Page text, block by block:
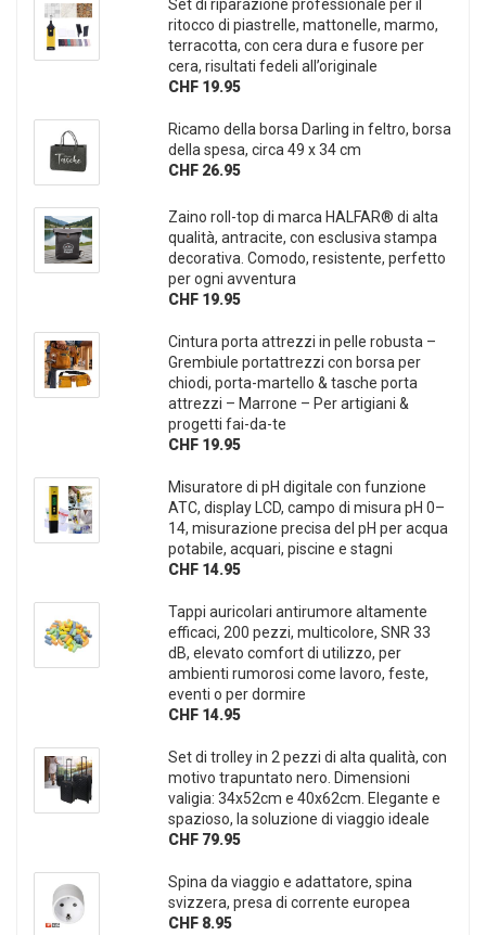
Set di riparazione professionale per il
ritocco di piastrelle, mattonelle, marmo,
terracotta, con cera dura e fusore per
cera, risultati fedeli all’originale
CHF 19.95
Ricamo della borsa Darling in feltro, borsa
della spesa, circa 49 x 34 cm
CHF 26.95
Zaino roll-top di marca HALFAR® di alta
qualità, antracite, con esclusiva stampa
decorativa. Comodo, resistente, perfetto
per ogni avventura
CHF 19.95
Cintura porta attrezzi in pelle robusta –
Grembiule portattrezzi con borsa per
chiodi, porta-martello & tasche porta
attrezzi – Marrone – Per artigiani &
progetti fai-da-te
CHF 19.95
Misuratore di pH digitale con funzione
ATC, display LCD, campo di misura pH 0–
14, misurazione precisa del pH per acqua
potabile, acquari, piscine e stagni
CHF 14.95
Tappi auricolari antirumore altamente
efficaci, 200 pezzi, multicolore, SNR 33
dB, elevato comfort di utilizzo, per
ambienti rumorosi come lavoro, feste,
eventi o per dormire
CHF 14.95
Set di trolley in 2 pezzi di alta qualità, con
motivo trapuntato nero. Dimensioni
valigia: 34x52cm e 40x62cm. Elegante e
spazioso, la soluzione di viaggio ideale
CHF 79.95
Spina da viaggio e adattatore, spina
svizzera, presa di corrente europea
CHF 8.95